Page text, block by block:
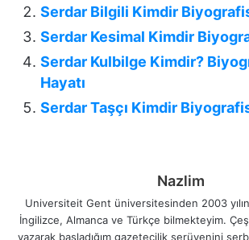
Serdar Bilgili Kimdir
Serdar Kesimal Kimdir
Serdar Kulbilge Kimdir?
Hayatı
Serdar Taşçı Kimdir
Nazlim
Universiteit Gent üniversitesinden 2003
İngilizce, Almanca ve Türkçe bilmekteyim.
yazarak başladığım gazetecilik serüvenini